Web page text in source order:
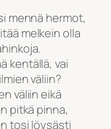
mennä hermot,
melkein olla
kentällä, vai
väliin?
väliin eikä
pitkä pinna,
tosi löysästi